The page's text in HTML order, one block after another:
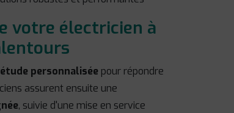
votre électricien à
étude personnalisée pour répondre
assurent ensuite une
, suivie d'une mise en service